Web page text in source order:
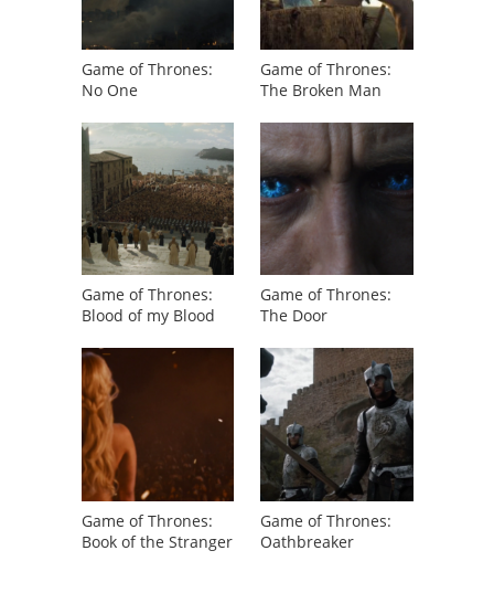
Game of Thrones:
No One
Game of Thrones:
The Broken Man
Game of Thrones:
Blood of my Blood
Game of Thrones:
The Door
Game of Thrones:
Book of the Stranger
Game of Thrones:
Oathbreaker